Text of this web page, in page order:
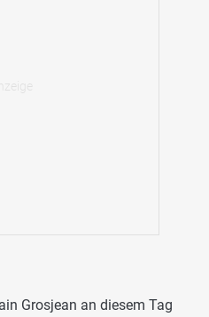
Grosjean an diesem Tag